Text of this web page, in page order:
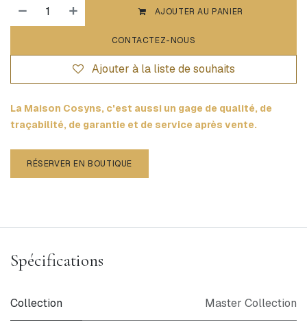
AJOUTER AU PANIER
CONTACTEZ-NOUS
Ajouter à la liste de souhaits
La Maison Cosyns, c'est aussi un gage de qualité, de
traçabilité, de garantie et de service après vente.
RÉSERVER EN BOUTIQUE
Spécifications
Collection Master Collection